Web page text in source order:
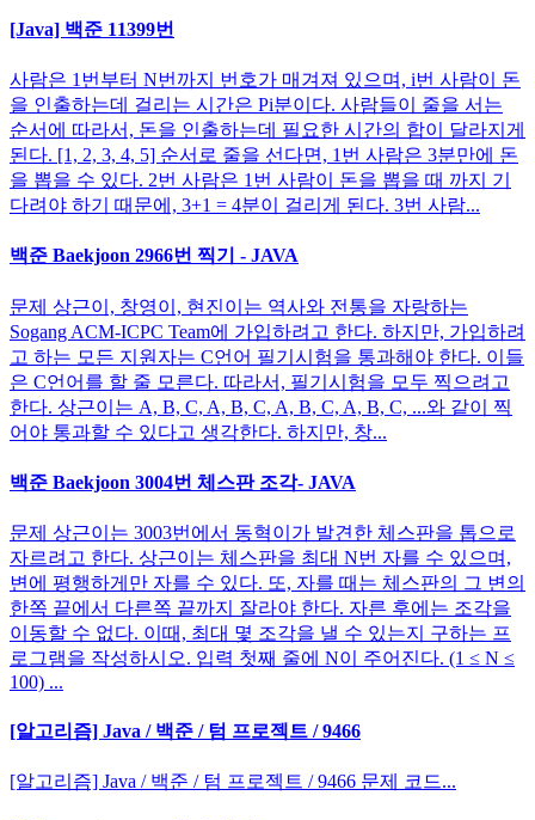
[Java] 백준 11399번
사람은 1번부터 N번까지 번호가 매겨져 있으며, i번 사람이 돈
을 인출하는데 걸리는 시간은 Pi분이다. 사람들이 줄을 서는
순서에 따라서, 돈을 인출하는데 필요한 시간의 합이 달라지게
된다. [1, 2, 3, 4, 5] 순서로 줄을 선다면, 1번 사람은 3분만에 돈
을 뽑을 수 있다. 2번 사람은 1번 사람이 돈을 뽑을 때 까지 기
다려야 하기 때문에, 3+1 = 4분이 걸리게 된다. 3번 사람...
백준 Baekjoon 2966번 찍기 - JAVA
문제 상근이, 창영이, 현진이는 역사와 전통을 자랑하는
Sogang ACM-ICPC Team에 가입하려고 한다. 하지만, 가입하려
고 하는 모든 지원자는 C언어 필기시험을 통과해야 한다. 이들
은 C언어를 할 줄 모른다. 따라서, 필기시험을 모두 찍으려고
한다. 상근이는 A, B, C, A, B, C, A, B, C, A, B, C, ...와 같이 찍
어야 통과할 수 있다고 생각한다. 하지만, 창...
백준 Baekjoon 3004번 체스판 조각- JAVA
문제 상근이는 3003번에서 동혁이가 발견한 체스판을 톱으로
자르려고 한다. 상근이는 체스판을 최대 N번 자를 수 있으며,
변에 평행하게만 자를 수 있다. 또, 자를 때는 체스판의 그 변의
한쪽 끝에서 다른쪽 끝까지 잘라야 한다. 자른 후에는 조각을
이동할 수 없다. 이때, 최대 몇 조각을 낼 수 있는지 구하는 프
로그램을 작성하시오. 입력 첫째 줄에 N이 주어진다. (1 ≤ N ≤
100) ...
[알고리즘] Java / 백준 / 텀 프로젝트 / 9466
[알고리즘] Java / 백준 / 텀 프로젝트 / 9466 문제 코드...